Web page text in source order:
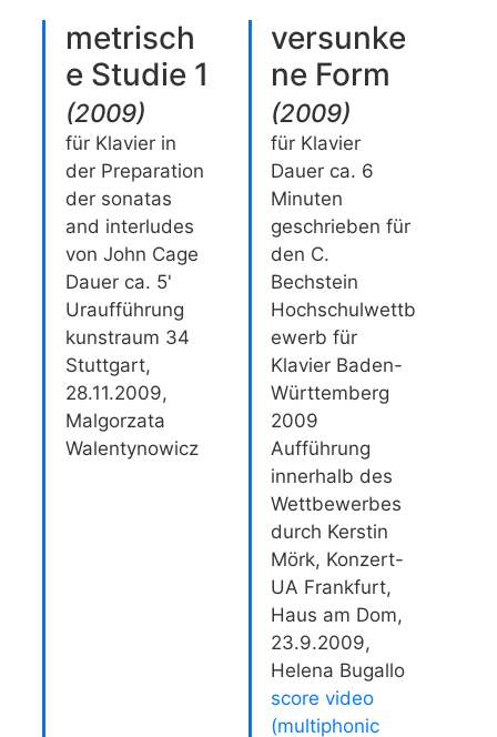
metrisch
e Studie 1
(2009)
für Klavier in
der Preparation
der sonatas
and interludes
von John Cage
Dauer ca. 5'
Uraufführung
kunstraum 34
Stuttgart,
28.11.2009,
Malgorzata
Walentynowicz
versunke
ne Form
(2009)
für Klavier
Dauer ca. 6
Minuten
geschrieben für
den C.
Bechstein
Hochschulwettb
ewerb für
Klavier Baden-
Württemberg
2009
Aufführung
innerhalb des
Wettbewerbes
durch Kerstin
Mörk, Konzert-
UA Frankfurt,
Haus am Dom,
23.9.2009,
Helena Bugallo
score video
(multiphonic